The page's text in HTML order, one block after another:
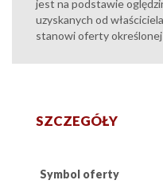
jest na podstawie
uzyskanych od
stanowi oferty
SZCZEGÓŁY
Symbol oferty